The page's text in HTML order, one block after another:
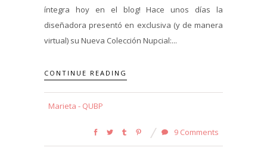
íntegra hoy en el blog! Hace unos días la
diseñadora presentó en exclusiva (y de manera
virtual) su Nueva Colección Nupcial:...
CONTINUE READING
Marieta - QUBP
9 Comments